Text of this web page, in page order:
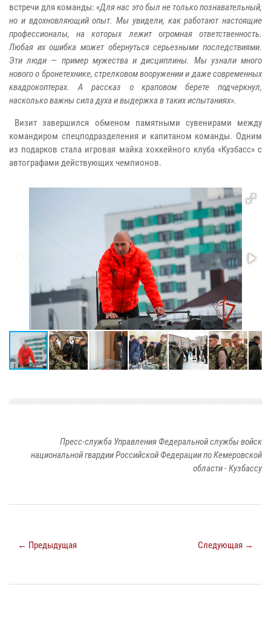
встречи для команды:«Для нас это был не только познавательный,
но и вдохновляющий опыт. Мы увидели, как работают настоящие
профессионалы, на которых лежит огромная ответственность.
Любая их ошибка может обернуться серьезными последствиями.
Эти люди — пример мужества и дисциплины. Мы узнали много
нового о бронетехнике, стрелковом вооружении и даже современных
квадрокоптерах. А рассказ о краповом берете подчеркнул,
насколько важны сила духа и выдержка в таких испытаниях».
Визит завершился обменом памятными сувенирами между
командиром спецподразделения и капитаном команды. Одним
из подарков стала игровая майка хоккейного клуба «Кузбасс» с
автографами действующих чемпионов.
Пресс-служба Управления Федеральной службы войск
национальной гвардии Российской Федерации по Кемеровской
области - Кузбассу
← Предыдущая Следующая →